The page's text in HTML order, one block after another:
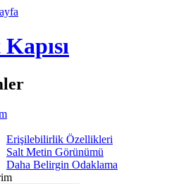
Erişilebilirlik Özellikleri
Salt Metin Görünümü
Daha Belirgin Odaklama